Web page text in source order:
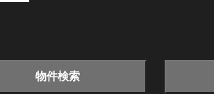
物件検索